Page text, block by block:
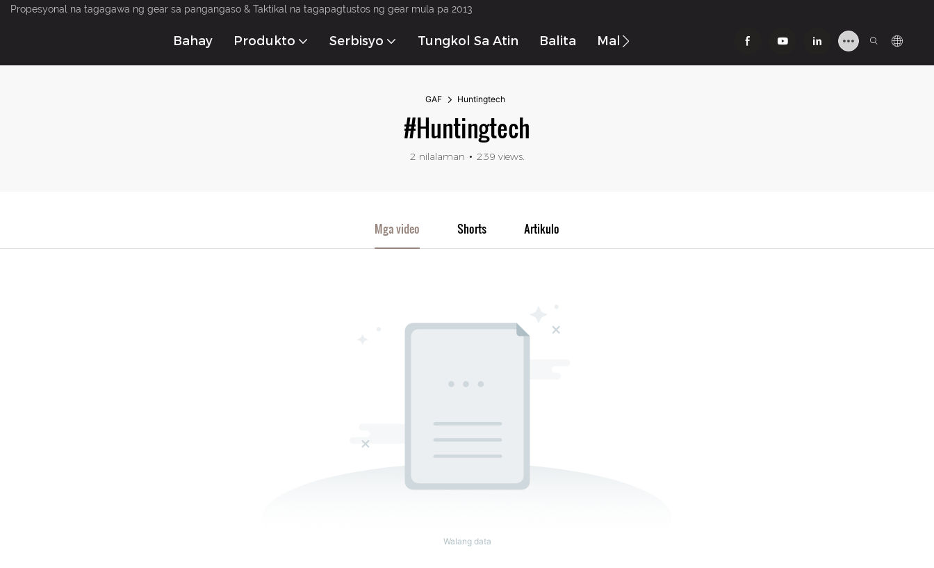
Propesyonal na tagagawa ng gear sa pangangaso & Taktikal na tagapagtustos ng gear mula pa 2013
Bahay Produkto Serbisyo Tungkol Sa Atin Balita Makipag-Ugnay Sa Aming
GAF Huntingtech
#Huntingtech
2 nilalaman 239 views.
Mga video Shorts Artikulo
Walang data